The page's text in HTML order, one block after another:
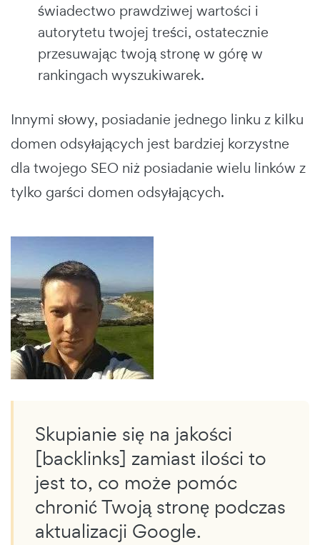
świadectwo prawdziwej wartości i
autorytetu twojej treści, ostatecznie
przesuwając twoją stronę w górę w
rankingach wyszukiwarek.
Innymi słowy, posiadanie jednego linku z kilku
domen odsyłających jest bardziej korzystne
dla twojego SEO niż posiadanie wielu linków z
tylko garści domen odsyłających.
Skupianie się na jakości
[backlinks] zamiast ilości to
jest to, co może pomóc
chronić Twoją stronę podczas
aktualizacji Google.